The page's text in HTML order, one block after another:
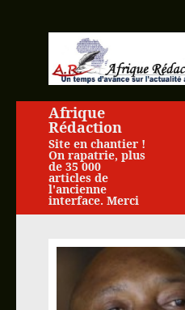
Afrique
Rédaction
Site en chantier !
On rapatrie, plus
de 35 000
articles de
l'ancienne
interface. Merci